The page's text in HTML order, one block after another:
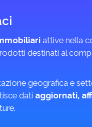
attive nella
destinati al
geografica e
dati aggiornati,